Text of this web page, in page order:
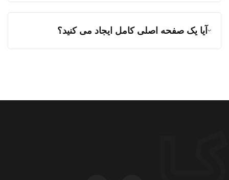
آیا یک صفحه اصلی کامل ایجاد می کنید؟